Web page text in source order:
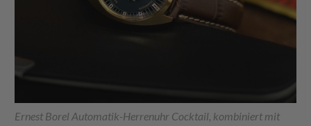
Ernest Borel Automatik-Herrenuhr Cocktail, kombiniert mit